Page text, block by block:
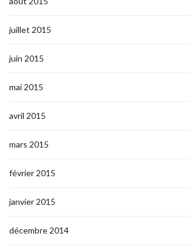
juillet 2015
juin 2015
mai 2015
avril 2015
mars 2015
février 2015
janvier 2015
décembre 2014